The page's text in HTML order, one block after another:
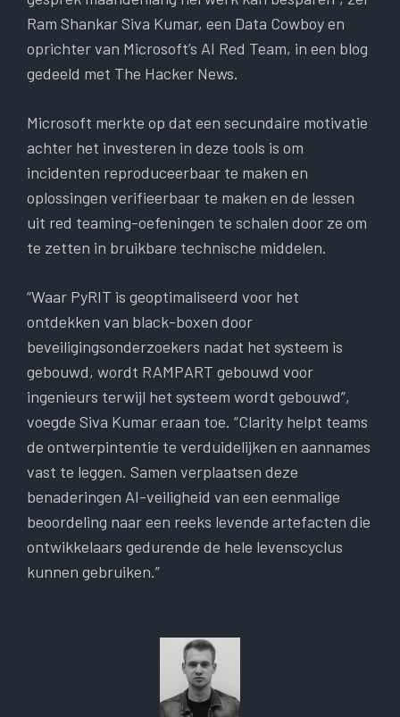
Ram Shankar Siva Kumar, een Data Cowboy en
oprichter van Microsoft’s AI Red Team, in een blog
gedeeld met The Hacker News.
Microsoft merkte op dat een secundaire motivatie
achter het investeren in deze tools is om
incidenten reproduceerbaar te maken en
oplossingen verifieerbaar te maken en de lessen
uit red teaming-oefeningen te schalen door ze om
te zetten in bruikbare technische middelen.
“Waar PyRIT is geoptimaliseerd voor het
ontdekken van black-boxen door
beveiligingsonderzoekers nadat het systeem is
gebouwd, wordt RAMPART gebouwd voor
ingenieurs terwijl het systeem wordt gebouwd”,
voegde Siva Kumar eraan toe. “Clarity helpt teams
de ontwerpintentie te verduidelijken en aannames
vast te leggen. Samen verplaatsen deze
benaderingen AI-veiligheid van een eenmalige
beoordeling naar een reeks levende artefacten die
ontwikkelaars gedurende de hele levenscyclus
kunnen gebruiken.”